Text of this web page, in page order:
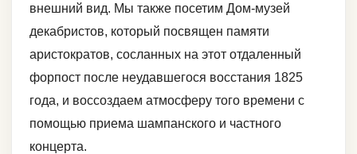
внешний вид. Мы также посетим Дом-музей
декабристов, который посвящен памяти
аристократов, сосланных на этот отдаленный
форпост после неудавшегося восстания 1825
года, и воссоздаем атмосферу того времени с
помощью приема шампанского и частного
концерта.